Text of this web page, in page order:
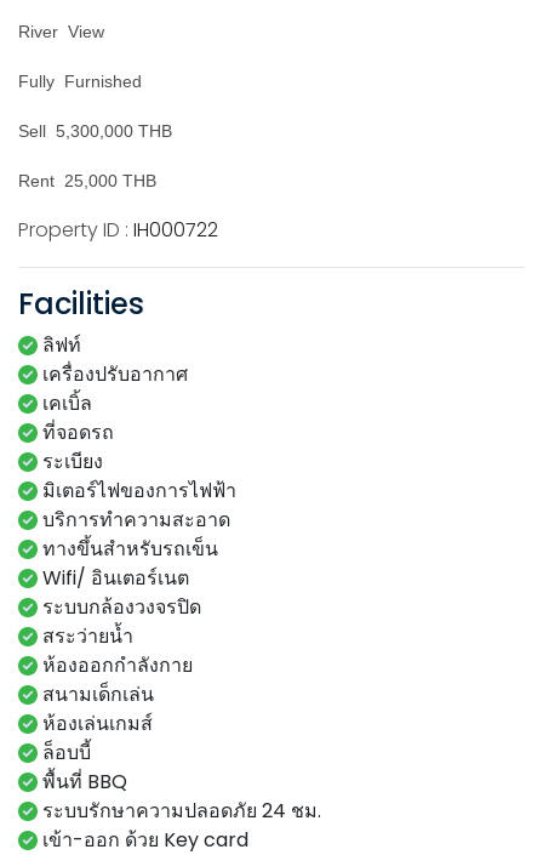
River View
Fully Furnished
Sell 5,300,000 THB
Rent 25,000 THB
Property ID : IH000722
Facilities
ลิฟท์
เครื่องปรับอากาศ
เคเบิ้ล
ที่จอดรถ
ระเบียง
มิเตอร์ไฟของการไฟฟ้า
บริการทำความสะอาด
ทางขึ้นสำหรับรถเข็น
Wifi/ อินเตอร์เนต
ระบบกล้องวงจรปิด
สระว่ายน้ำ
ห้องออกกำลังกาย
สนามเด็กเล่น
ห้องเล่นเกมส์
ล็อบบี้
พื้นที่ BBQ
ระบบรักษาความปลอดภัย 24 ชม.
เข้า-ออก ด้วย Key card